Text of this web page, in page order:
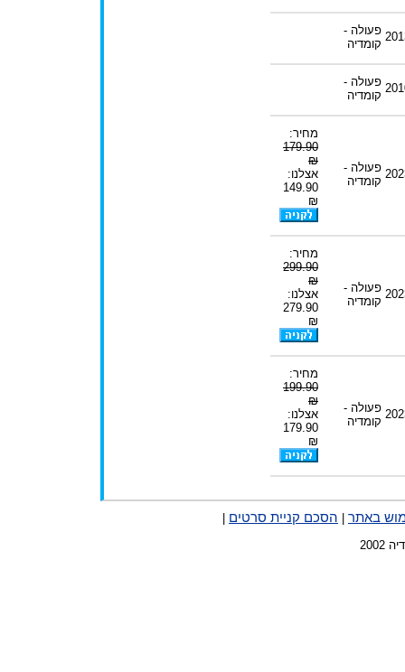
פעולה -
קומדיה
פעולה -
קומדיה
פעולה -
קומדיה
מחיר:
179.90
₪
אצלנו:
149.90
₪
פעולה -
קומדיה
מחיר:
299.90
₪
אצלנו:
279.90
₪
פעולה -
קומדיה
מחיר:
199.90
₪
אצלנו:
179.90
₪
באתר הסכם קניית סרטים